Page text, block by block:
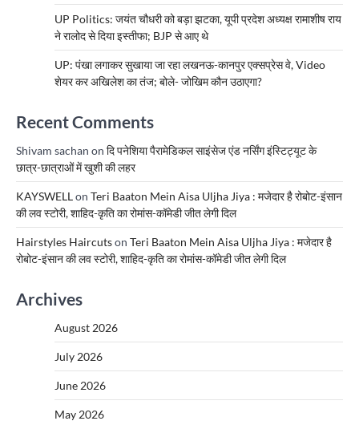
UP Politics: जयंत चौधरी को बड़ा झटका, यूपी प्रदेश अध्यक्ष रामाशीष राय
ने रालोद से दिया इस्तीफा; BJP से आए थे
UP: पंखा लगाकर सुखाया जा रहा लखनऊ-कानपुर एक्सप्रेस वे, Video
शेयर कर अखिलेश का तंज; बोले- जोखिम कौन उठाएगा?
Recent Comments
Shivam sachan on दि पनेशिया पैरामेडिकल साइंसेज एंड नर्सिंग इंस्टिट्यूट के
छात्र-छात्राओं में खुशी की लहर
KAYSWELLon Teri Baaton Mein Aisa Uljha Jiya : मजेदार है रोबोट-इंसान
की लव स्टोरी, शाहिद-कृति का रोमांस-कॉमेडी जीत लेगी दिल
Hairstyles Haircutson Teri Baaton Mein Aisa Uljha Jiya : मजेदार है
रोबोट-इंसान की लव स्टोरी, शाहिद-कृति का रोमांस-कॉमेडी जीत लेगी दिल
Archives
August 2026
July 2026
June 2026
May 2026